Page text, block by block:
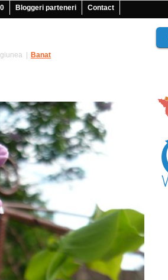
Bloggeri parteneri Contact
Banat